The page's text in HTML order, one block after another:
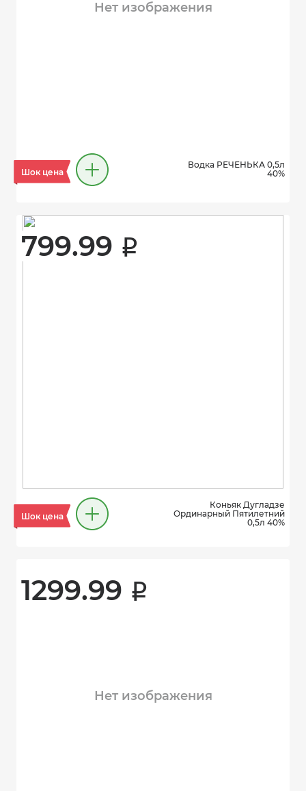
Нет изображения
Шок цена
Водка РЕЧЕНЬКА 0,5л
40%
799.99 i
Шок цена
Коньяк Дугладзе
Ординарный Пятилетний
0,5л 40%
1299.99 i
Нет изображения